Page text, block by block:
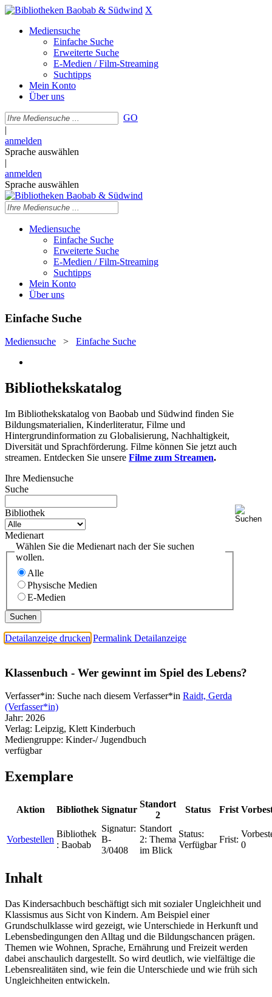
X
Mediensuche
Einfache Suche
Erweiterte Suche
E-Medien / Film-Streaming
Suchtipps
Mein Konto
Über uns
GO
|
anmelden
Sprache auswählen
|
anmelden
Sprache auswählen
Mediensuche
Einfache Suche
Erweiterte Suche
E-Medien / Film-Streaming
Suchtipps
Mein Konto
Über uns
Einfache Suche
Mediensuche > Einfache Suche
Bibliothekskatalog
Im Bibliothekskatalog von Baobab und Südwind finden Sie
Bildungsmaterialien, Kinderliteratur, Filme und
Hintergrundinformation zu Globalisierung, Nachhaltigkeit,
Diversität und Sprachförderung. Filme können Sie jetzt auch
streamen. Entdecken Sie unsere Filme zum Streamen.
Ihre Mediensuche
Suche
Bibliothek
Medienart
Wählen Sie die Medienart nach der Sie suchen
wollen.
Alle
Physische Medien
E-Medien
Detailanzeige drucken Permalink Detailanzeige
Klassenbuch - Wer gewinnt im Spiel des Lebens?
Verfasser*in: Suche nach diesem Verfasser*in Raidt, Gerda
(Verfasser*in)
Jahr: 2026
Verlag: Leipzig, Klett Kinderbuch
Mediengruppe: Kinder-/ Jugendbuch
verfügbar
Exemplare
Aktion Bibliothek Signatur
Standort
2
Status Frist
Vorbestellen
Bibliothek
: Baobab
Signatur:
B-
3/0408
Standort
2: Thema
im Blick
Status:
Verfügbar
Frist:
0
Inhalt
Das Kindersachbuch beschäftigt sich mit sozialer Ungleichheit und
Klassismus aus Sicht von Kindern. Am Beispiel einer
Grundschulklasse wird gezeigt, wie Unterschiede in Herkunft und
Lebensbedingungen den Alltag und die Bildungschancen prägen.
Themen wie Wohnen, Sprache, Ernährung und Freizeit werden
dabei anschaulich dargestellt. So wird deutlich, wie vielfältige die
Lebensrealitäten sind, wie fein die Unterschiede und wie früh sich
Ungleichheiten entwickeln.